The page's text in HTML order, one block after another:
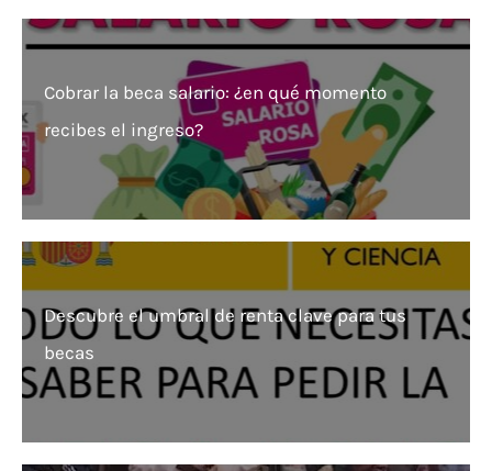
Cobrar la beca salario: ¿en qué momento
recibes el ingreso?
Descubre el umbral de renta clave para tus
becas